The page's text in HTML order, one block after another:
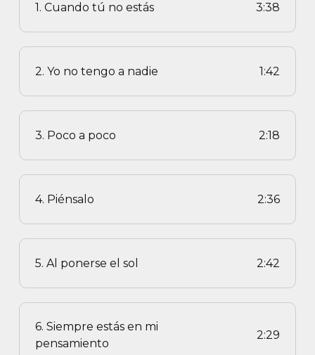
1. Cuando tú no estás 3:38
2. Yo no tengo a nadie 1:42
3. Poco a poco 2:18
4. Piénsalo 2:36
5. Al ponerse el sol 2:42
6. Siempre estás en mi
pensamiento
2:29